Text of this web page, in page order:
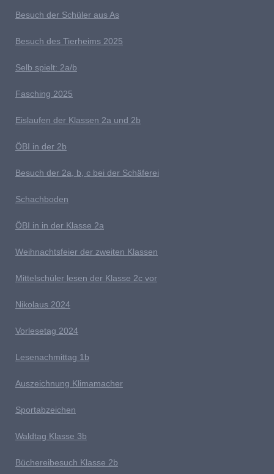
Besuch der Schüler aus As
Besuch des Tierheims 2025
Selb spielt: 2a/b
Fasching 2025
Eislaufen der Klassen 2a und 2b
ÖBI in der 2b
Besuch der 2a, b, c bei der Schäferei
Schachboden
ÖBI in in der Klasse 2a
Weihnachtsfeier der zweiten Klassen
Mittelschüler lesen der Klasse 2c vor
Nikolaus 2024
Vorlesetag 2024
Lesenachmittag 1b
Auszeichnung Klimamacher
Sportabzeichen
Waldtag Klasse 3b
Büchereibesuch Klasse 2b